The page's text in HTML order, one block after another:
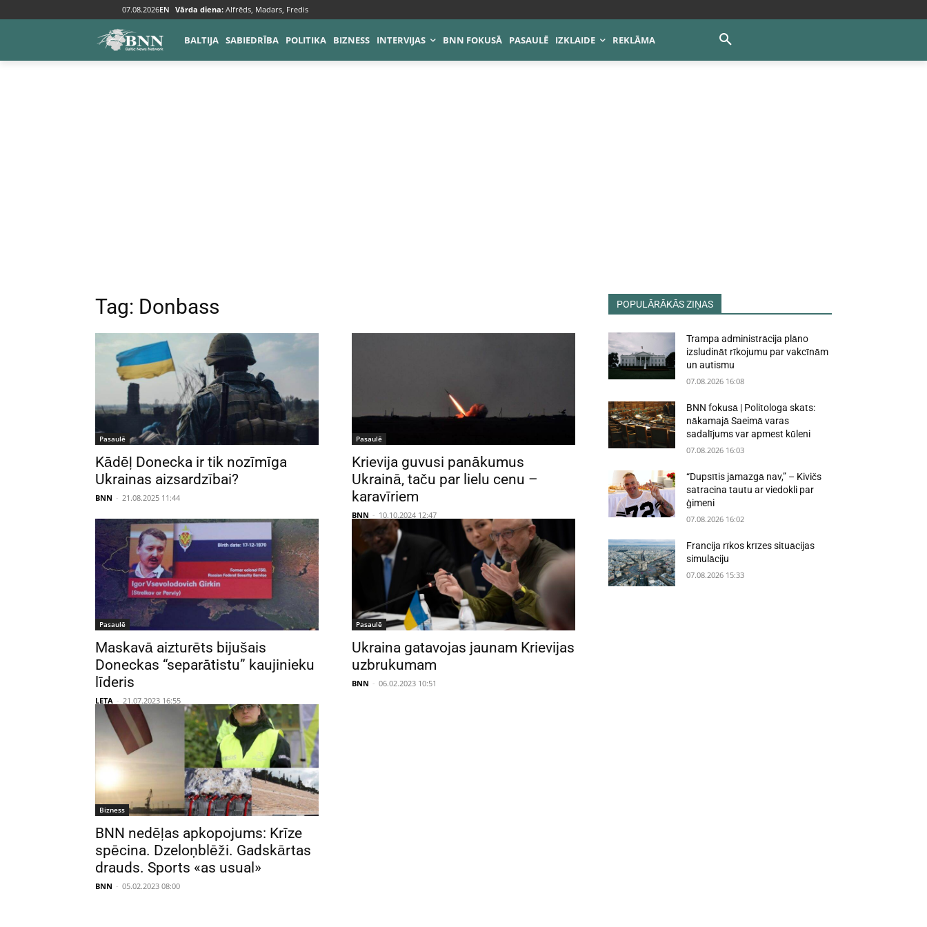
07.08.2026EN Vārda diena: Alfrēds, Madars, Fredis
BALTIJA SABIEDRĪBA POLITIKA BIZNESS INTERVIJAS BNN FOKUSĀ PASAULĒ IZKLAIDE REKLĀMA
Tags Donbass
Tag: Donbass
Pasaulē
Kādēļ Donecka ir tik nozīmīga
Ukrainas aizsardzībai?
BNN - 21.08.2025 11:44
Pasaulē
Krievija guvusi panākumus
Ukrainā, taču par lielu cenu –
karavīriem
BNN - 10.10.2024 12:47
Pasaulē
Maskavā aizturēts bijušais
Doneckas “separātistu” kaujinieku
līderis
LETA - 21.07.2023 16:55
Pasaulē
Ukraina gatavojas jaunam Krievijas
uzbrukumam
BNN - 06.02.2023 10:51
Bizness
BNN nedēļas apkopojums: Krīze
spēcina. Dzeloņblēži. Gadskārtas
drauds. Sports «as usual»
BNN - 05.02.2023 08:00
POPULĀRĀKĀS ZIŅAS
Trampa administrācija plāno
izsludināt rīkojumu par vakcīnām
un autismu
07.08.2026 16:08
BNN fokusā | Politologa skats:
nākamajā Saeimā varas
sadalījums var apmest kūleni
07.08.2026 16:03
“Dupsītis jāmazgā nav,” – Kivičs
satracina tautu ar viedokli par
ģimeni
07.08.2026 16:02
Francija rīkos krīzes situācijas
simulāciju
07.08.2026 15:33